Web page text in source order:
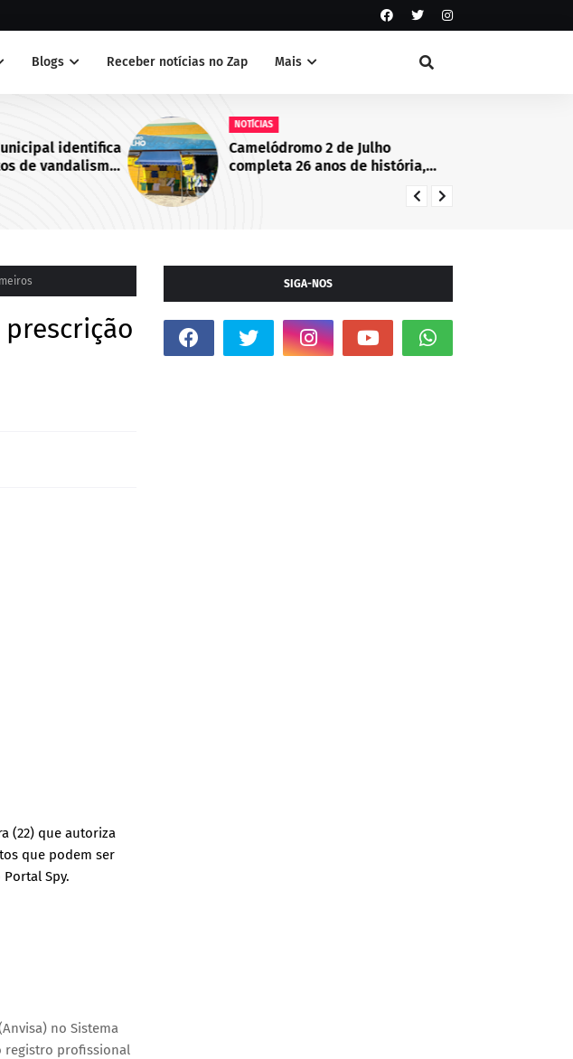
Blogs Receber notícias no Zap Mais
identifica
de vandalismo
NOTÍCIAS
Camelódromo 2 de Julho
completa 26 anos de história,
desenvolvimento econômico em
(22) que autoriza
que podem ser
Spy.
no Sistema
registro profissional
SIGA-NOS